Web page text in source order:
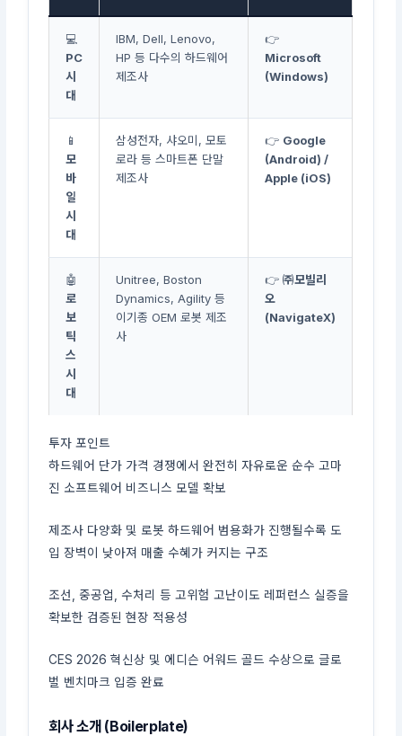
💻
PC
시
대
IBM, Dell, Lenovo,
HP 등 다수의 하드웨어
제조사
👉
Microsoft
(Windows)
📱
모
바
일
시
대
삼성전자, 샤오미, 모토
로라 등 스마트폰 단말
제조사
👉 Google
(Android) /
Apple (iOS)
🤖
로
보
틱
스
시
대
Unitree, Boston
Dynamics, Agility 등
이기종 OEM 로봇 제조
사
👉㈜모빌리
오
(NavigateX)
투자 포인트
하드웨어 단가 가격 경쟁에서 완전히 자유로운 순수 고마
진 소프트웨어 비즈니스 모델 확보
제조사 다양화 및 로봇 하드웨어 범용화가 진행될수록 도
입 장벽이 낮아져 매출 수혜가 커지는 구조
조선, 중공업, 수처리 등 고위험 고난이도 레퍼런스 실증을
확보한 검증된 현장 적용성
CES 2026 혁신상 및 에디슨 어워드 골드 수상으로 글로
벌 벤치마크 입증 완료
회사 소개 (Boilerplate)